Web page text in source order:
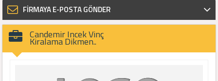
FİRMAYA E-POSTA GÖNDER
Candemir Incek Vinç
Kiralama Dikmen..